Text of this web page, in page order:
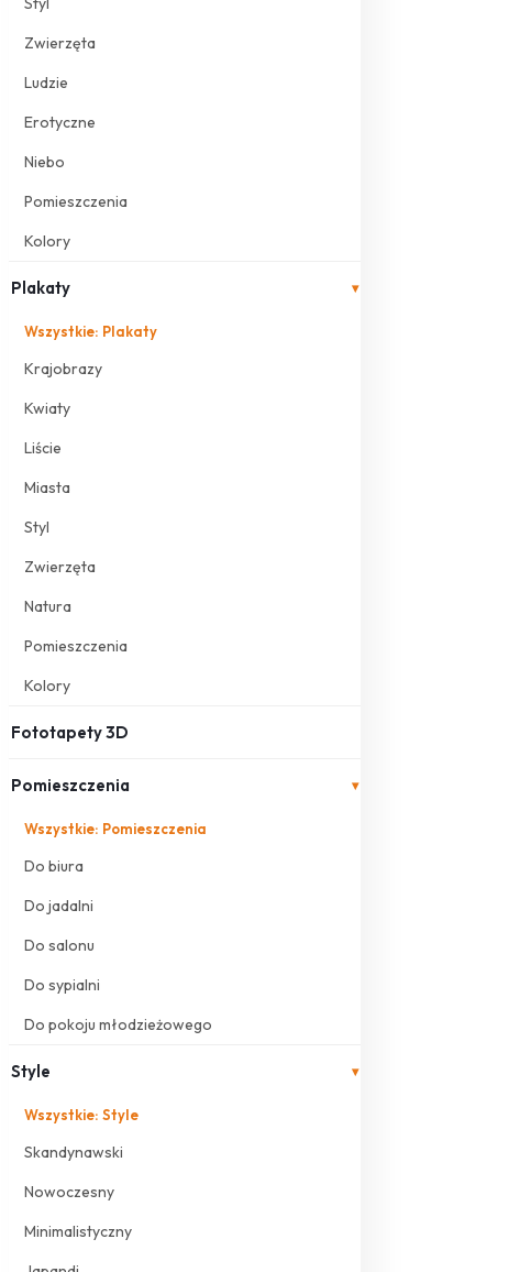
Zwierzęta
Ludzie
Erotyczne
Niebo
Pomieszczenia
Kolory
Plakaty ▾
Wszystkie: Plakaty
Krajobrazy
Kwiaty
Liście
Miasta
Styl
Zwierzęta
Natura
Pomieszczenia
Kolory
Fototapety 3D
Pomieszczenia ▾
Wszystkie: Pomieszczenia
Do biura
Do jadalni
Do salonu
Do sypialni
Do pokoju młodzieżowego
Style ▾
Wszystkie: Style
Skandynawski
Nowoczesny
Minimalistyczny